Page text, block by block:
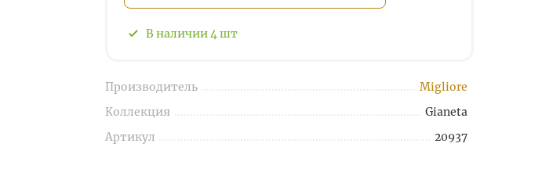
В наличии4шт
Производитель
Migliore
Коллекция
Gianeta
Артикул
20937